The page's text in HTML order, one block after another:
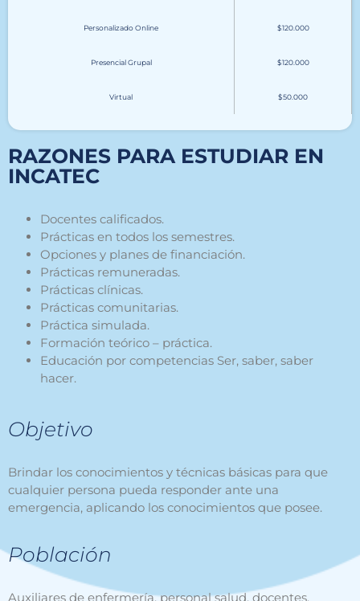
Personalizado Online $120.000
Presencial Grupal $120.000
Virtual $50.000
RAZONES PARA ESTUDIAR EN
INCATEC
Docentes calificados.
Prácticas en todos los semestres.
Opciones y planes de financiación.
Prácticas remuneradas.
Prácticas clínicas.
Prácticas comunitarias.
Práctica simulada.
Formación teórico – práctica.
Educación por competencias Ser, saber, saber
hacer.
Objetivo
Brindar los conocimientos y técnicas básicas para que
cualquier persona pueda responder ante una
emergencia, aplicando los conocimientos que posee.
Población
Auxiliares de enfermería, personal salud, docentes,